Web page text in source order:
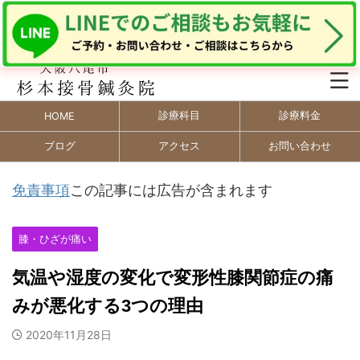
HOME 診療科目 診療料金
ブログ アクセス お問い合わせ
免責事項この記事には広告が含まれます
膝・ひざが痛い
気温や湿度の変化で変形性膝関節症の痛
みが悪化する3つの理由
2020年11月28日